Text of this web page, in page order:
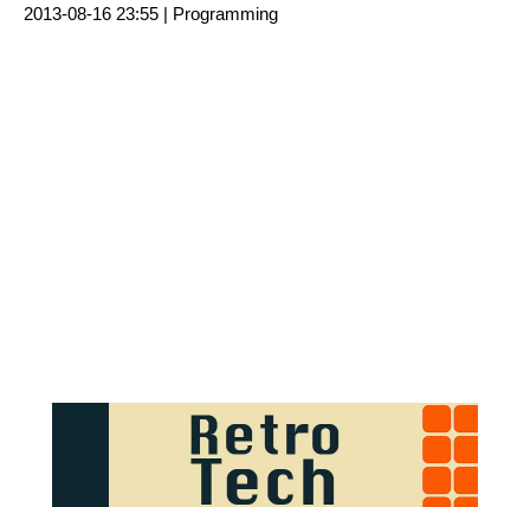
2013-08-16 23:55 | Programming